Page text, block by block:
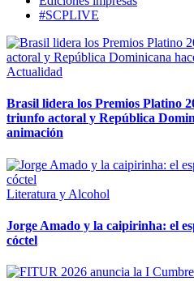
#SCPLIVE
Actualidad
Brasil lidera los Premios Platino
triunfo actoral y República
animación
Literatura y Alcohol
Jorge Amado y la caipirinha: el
cóctel